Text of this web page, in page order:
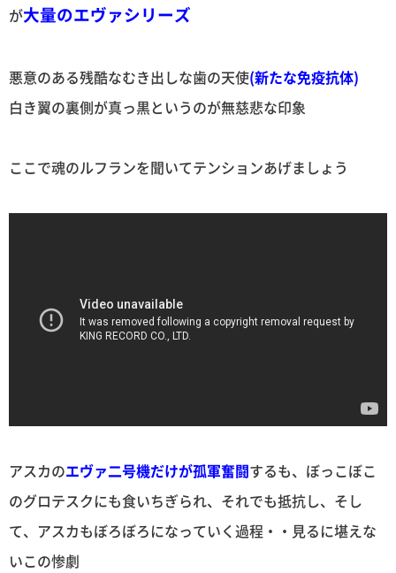
が大量のエヴァシリーズ
悪意のある残酷なむき出しな歯の天使(新たな免疫抗体)
白き翼の裏側が真っ黒というのが無慈悲な印象
ここで魂のルフランを聞いてテンションあげましょう
アスカのエヴァ二号機だけが孤軍奮闘するも、ぼっこぼこ
のグロテスクにも食いちぎられ、それでも抵抗し、そし
て、アスカもぼろぼろになっていく過程・・見るに堪えな
いこの惨劇